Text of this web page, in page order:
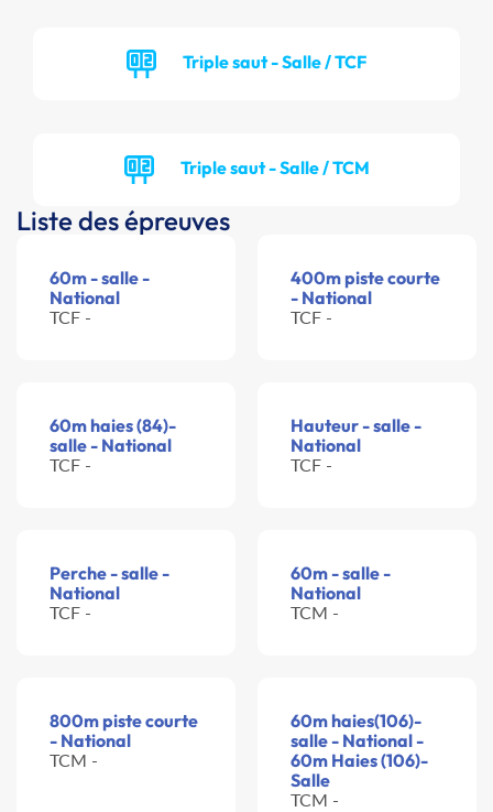
Triple saut - Salle / TCF
Triple saut - Salle / TCM
Liste des épreuves
60m - salle -
National
TCF -
400m piste courte
- National
TCF -
60m haies (84)-
salle - National
TCF -
Hauteur - salle -
National
TCF -
Perche - salle -
National
TCF -
60m - salle -
National
TCM -
800m piste courte
- National
TCM -
60m haies(106)-
salle - National -
60m Haies (106)-
Salle
TCM -